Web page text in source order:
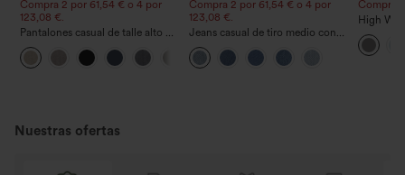
Compra 2 por 61,54 € o 4 por
123,08 €.
Pantalones casual de talle alto y
pierna recta con tacto de lino y
bolsillos
Compra 2 por 61,54 € o 4 por
123,08 €.
Jeans casual de tiro medio con
cordón y bolsillos
Compra
High
Straight
Nuestras ofertas